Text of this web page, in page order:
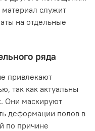
служит
на отдельные
ряда
привлекают
так как актуальны
Они маскируют
деформации полов в
по причине